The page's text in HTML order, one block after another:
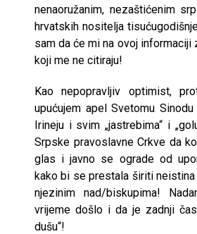
nenaoružanim, nezaštićenim
hrvatskih nositelja
sam da će mi na ovoj informaciji
koji me ne citiraju!
Kao nepopravljiv optimist,
upućujem apel Svetomu Sinodu
Irineju i svim „jastrebima“ i
Srpske pravoslavne Crkve da
glas i javno se ograde od
kako bi se prestala širiti
njezinim nad/biskupima!
vrijeme došlo i da je zadnji
dušu“!